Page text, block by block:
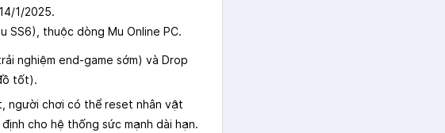
1/2025.
SS6), thuộc dòng Mu Online PC.
nghiệm end-game sớm) và Drop
tốt).
người chơi có thể reset nhân vật
cho hệ thống sức mạnh dài hạn.